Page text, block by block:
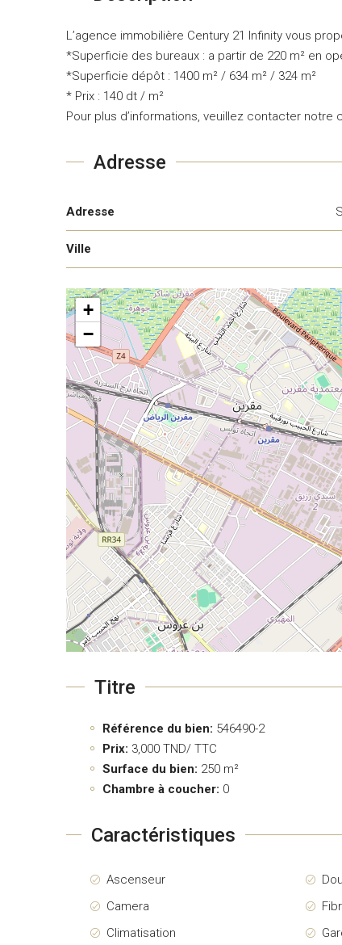
L’agence immobilière Century 21 Infinity vous
*Superficie des bureaux : a partir de 220 m² en
*Superficie dépôt : 1400 m² / 634 m² / 324 m²
* Prix : 140 dt / m²
Pour plus d’informations, veuillez contacter notre
Adresse
Adresse
Ville
+
−
Titre
Référence du bien: 546490-2
Prix: 3,000 TND/ TTC
Surface du bien: 250 m²
Chambre à coucher: 0
Caractéristiques
Ascenseur
Camera
Climatisation